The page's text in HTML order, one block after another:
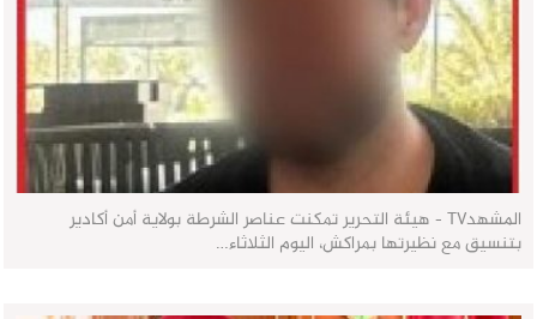
المشهدTV - هيئة التحرير تمكنت عناصر الشرطة بولاية أمن أكادير
بتنسيق مع نظيرتها بمراكش، اليوم الثلاثاء…